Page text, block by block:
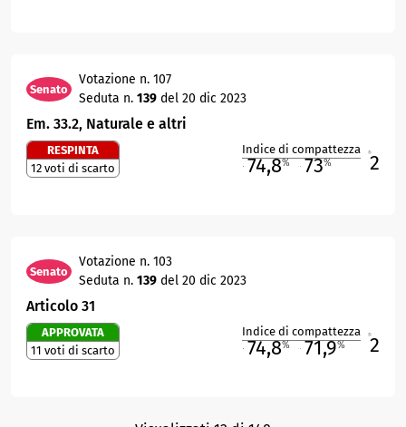
Senato
Votazione n. 107
Seduta n. 139 del 20 dic 2023
Em. 33.2, Naturale e altri
RESPINTA
12 voti di scarto
Indice di compattezza
74,8% 73% 2
Senato
Votazione n. 103
Seduta n. 139 del 20 dic 2023
Articolo 31
APPROVATA
11 voti di scarto
Indice di compattezza
74,8% 71,9% 2